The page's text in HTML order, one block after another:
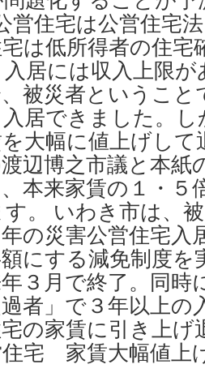
営住宅は公営住宅
は低所得者の住
居には収入上限
被災者というこ
居できました。
大幅に値上げし
辺博之市議と本紙
本来家賃の１・５
。 いわき市は、
の災害公営住宅入
にする減免制度を
３月で終了。同時
者」で３年以上
の家賃に引き上げ
住宅 家賃大幅値上